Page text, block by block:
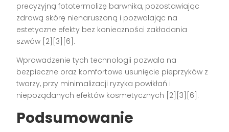
precyzyjną fototermolizę barwnika, pozostawiając
zdrową skórę nienaruszoną i pozwalając na
estetyczne efekty bez konieczności zakładania
szwów [2][3][6] .
Wprowadzenie tych technologii pozwala na
bezpieczne oraz komfortowe usunięcie pieprzyków z
twarzy, przy minimalizacji ryzyka powikłań i
niepożądanych efektów kosmetycznych [2][3][6] .
Podsumowanie